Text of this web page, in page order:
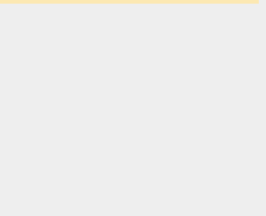
ses truites, son jambon de pays et